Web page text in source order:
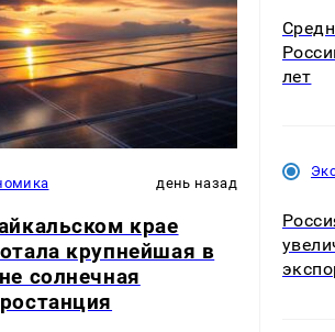
день назад
крае
крупнейшая в
солнечная
лет